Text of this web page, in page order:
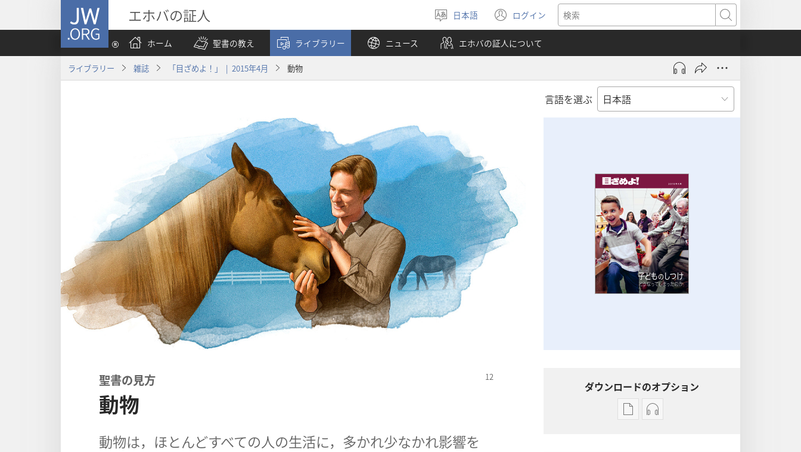
JW.ORG エホバの証人
言
語
を
選
日本語 ログイン
（新
し
い
タ
で
検
索
ホーム
聖書の教え ライブラリー ニュース エホバの証人について
ライブラリー 雑誌 「目ざめよ！」 | 2015年4月 動物
言語を選ぶ
聖書の見方
動物
動物は，ほとんどすべての人の生活に，多かれ少なかれ影響を
ダウンロードのオプション
出
オー